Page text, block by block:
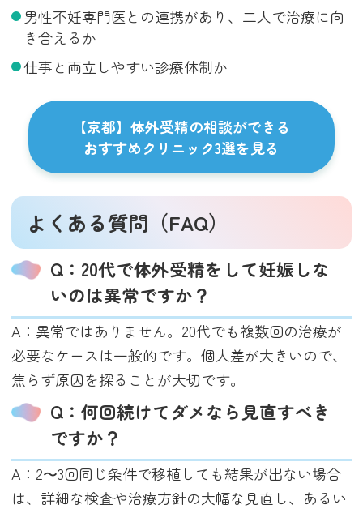
男性不妊専門医との連携があり、二人で治療に向
き合えるか
仕事と両立しやすい診療体制か
【京都】体外受精の相談ができる
おすすめクリニック3選を見る
よくある質問（FAQ）
Q：20代で体外受精をして妊娠しな
いのは異常ですか？
A：異常ではありません。20代でも複数回の治療が
必要なケースは一般的です。個人差が大きいので、
焦らず原因を探ることが大切です。
Q：何回続けてダメなら見直すべき
ですか？
A：2〜3回同じ条件で移植しても結果が出ない場合
は、詳細な検査や治療方針の大幅な見直し、あるい